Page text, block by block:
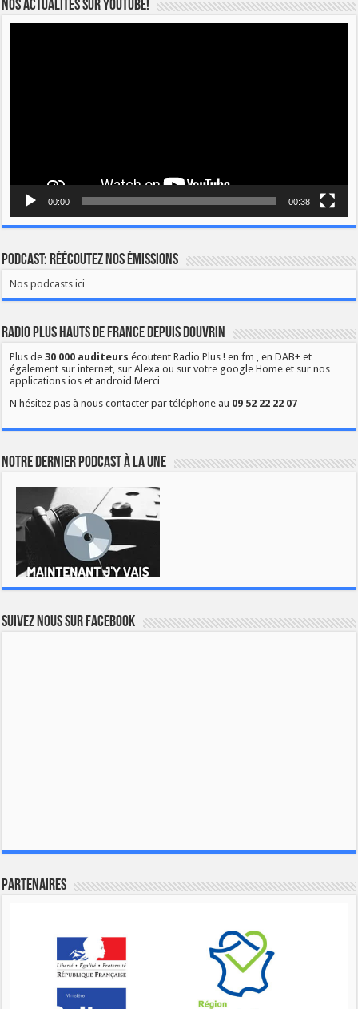
Nos actualités sur YOUTUBE!
00:00 00:38
Podcast: Réécoutez nos émissions
Nos podcasts ici
Radio Plus Hauts de France depuis Douvrin
Plus de30 000 auditeurs écoutent Radio Plus ! en fm , en DAB+ et
également sur internet, sur Alexa ou sur votre google Home et sur nos
applications ios et android Merci
N'hésitez pas à nous contacter par téléphone au 09 52 22 22 07
Notre dernier podcast à la une
Suivez nous sur Facebook
Partenaires